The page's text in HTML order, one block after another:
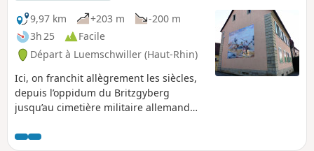
9,97 km
+203 m
-200 m
3h 25
Facile
Départ à Luemschwiller (Haut-Rhin)
Ici, on franchit allègrement les siècles,
depuis l’oppidum du Britzgyberg
jusqu’au cimetière militaire allemand
vaste massif de l’Altenberg et le village